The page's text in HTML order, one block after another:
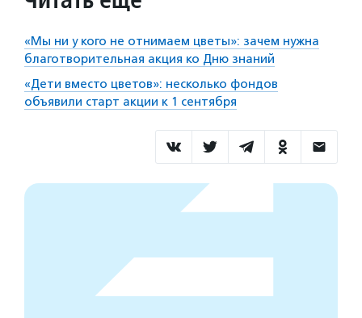
«Мы ни у кого не отнимаем цветы»: зачем нужна
благотворительная акция ко Дню знаний
«Дети вместо цветов»: несколько фондов
объявили старт акции к 1 сентября